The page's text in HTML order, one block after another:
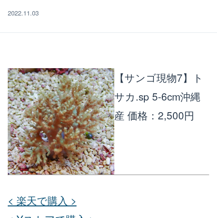
水槽TANK
R 楽天店で購入↗
Y!Yahoo!店↗
2022.11.03
【サンゴ現物7】ト
サカ.sp 5-6cm沖縄
産 価格：2,500円
< 楽天で購入 >